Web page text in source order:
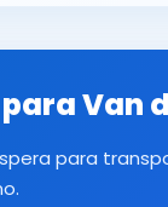
para Van
para